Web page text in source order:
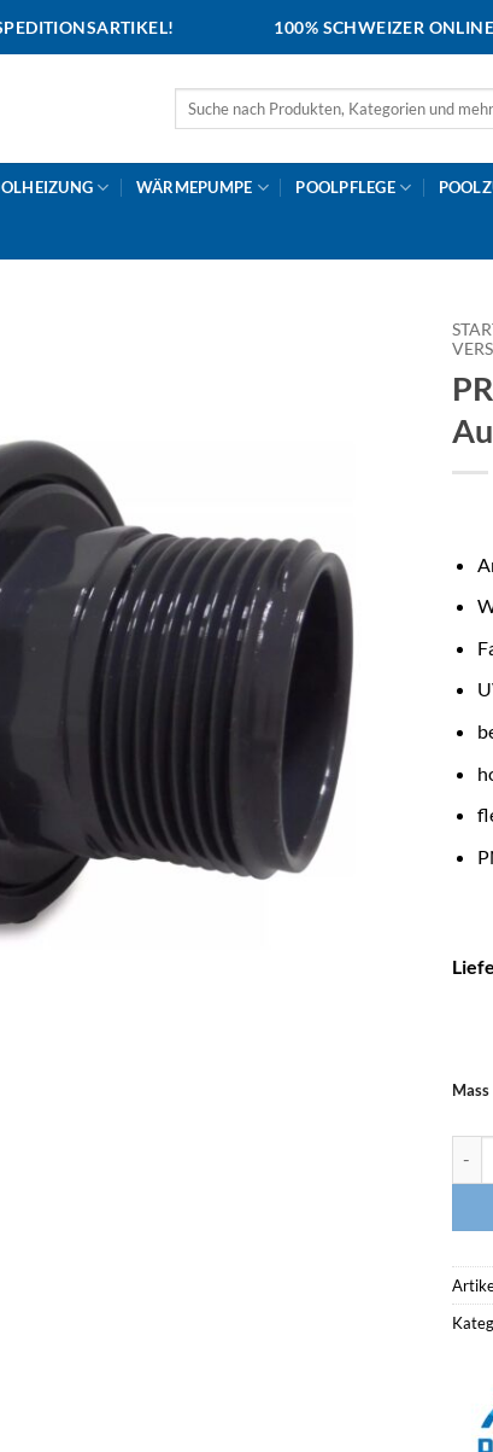
100% SCHWEIZER
Suche
WÄRMEPUMPE POOLPFLEGE
Mass